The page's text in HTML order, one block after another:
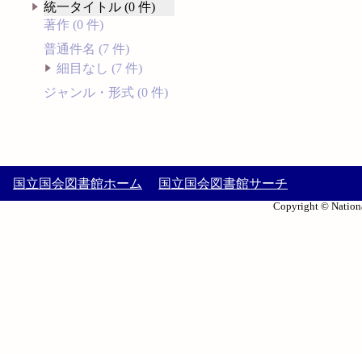
統一タイトル (0 件)
著作 (0 件)
普通件名 (7 件)
細目なし (7 件)
ジャンル・形式 (0 件)
国立国会図書館ホーム 国立国会図書館サーチ
Copyright ©